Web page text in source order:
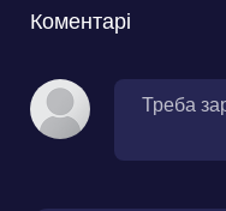
Коментарі
Треба